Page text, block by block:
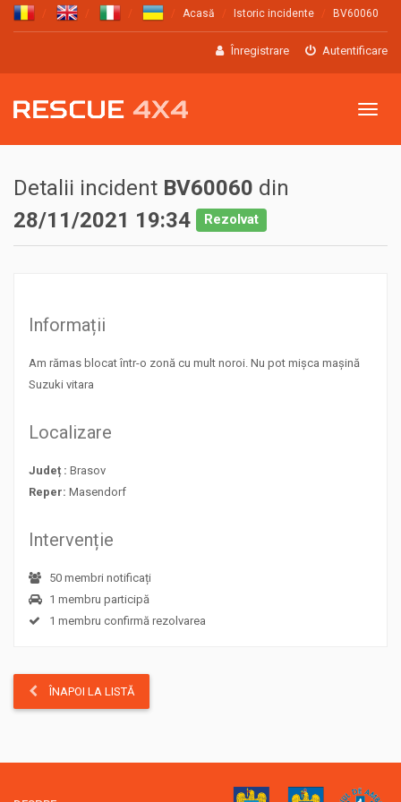
Acasă Istoric incidente BV60060
Înregistrare Autentificare
Meniu
Detalii incident BV60060 din
28/11/2021 19:34
Rezolvat
Informații
Am rămas blocat într-o zonă cu mult noroi. Nu pot mișca mașină
Suzuki vitara
Localizare
Județ : Brasov
Reper: Masendorf
Intervenție
50 membri notificați
1 membru participă
1 membru confirmă rezolvarea
ÎNAPOI LA LISTĂ